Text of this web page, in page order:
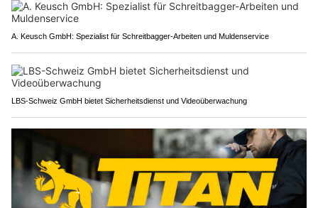
A. Keusch GmbH: Spezialist für Schreitbagger-Arbeiten und Muldenservice
LBS-Schweiz GmbH bietet Sicherheitsdienst und Videoüberwachung